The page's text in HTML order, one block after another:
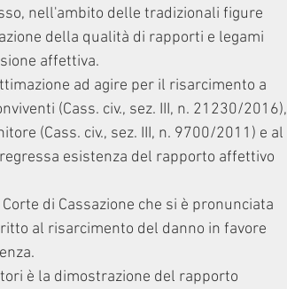
nell'ambito delle tradizionali figure
della qualità di rapporti e legami
affettiva.
ad agire per il risarcimento a
(Cass. civ., sez. III, n. 21230/2016),
(Cass. civ., sez. III, n. 9700/2011) e al
esistenza del rapporto affettivo
di Cassazione che si è pronunciata
al risarcimento del danno in favore
è la dimostrazione del rapporto